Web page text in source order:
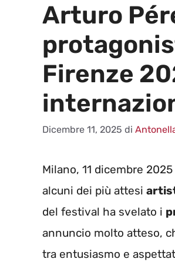
Arturo
Firenze
Dicembre 11, 2025 di
Milano, 11 dicembre
alcuni dei più attesi
del festival ha svelato i
annuncio molto atteso,
tra entusiasmo e